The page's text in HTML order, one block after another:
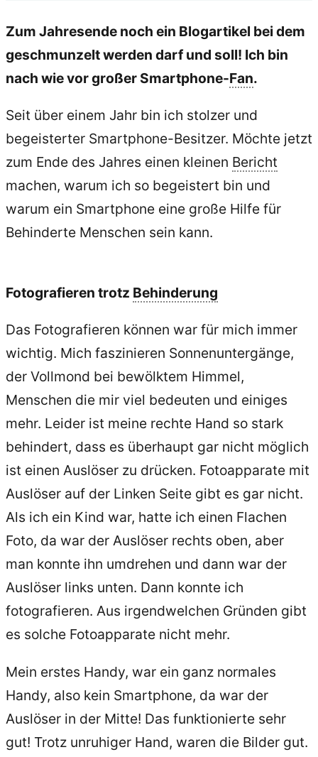
Zum Jahresende noch ein Blogartikel bei dem
geschmunzelt werden darf und soll! Ich bin
nach wie vor großer Smartphone-Fan.
Seit über einem Jahr bin ich stolzer und
begeisterter Smartphone-Besitzer. Möchte jetzt
zum Ende des Jahres einen kleinen Bericht
machen, warum ich so begeistert bin und
warum ein Smartphone eine große Hilfe für
Behinderte Menschen sein kann.
Fotografieren trotz Behinderung
Das Fotografieren können war für mich immer
wichtig. Mich faszinieren Sonnenuntergänge,
der Vollmond bei bewölktem Himmel,
Menschen die mir viel bedeuten und einiges
mehr. Leider ist meine rechte Hand so stark
behindert, dass es überhaupt gar nicht möglich
ist einen Auslöser zu drücken. Fotoapparate mit
Auslöser auf der Linken Seite gibt es gar nicht.
Als ich ein Kind war, hatte ich einen Flachen
Foto, da war der Auslöser rechts oben, aber
man konnte ihn umdrehen und dann war der
Auslöser links unten. Dann konnte ich
fotografieren. Aus irgendwelchen Gründen gibt
es solche Fotoapparate nicht mehr.
Mein erstes Handy, war ein ganz normales
Handy, also kein Smartphone, da war der
Auslöser in der Mitte! Das funktionierte sehr
gut! Trotz unruhiger Hand, waren die Bilder gut.